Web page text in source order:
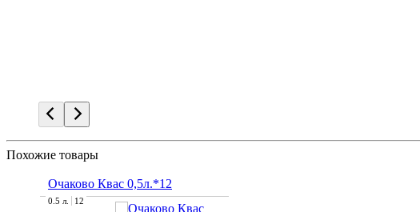
Похожие товары
Очаково Квас 0,5л.*12
0.5 л. 12